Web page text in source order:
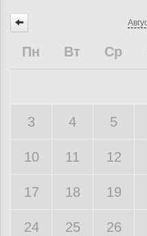
Пн Вт Ср
3 4 5
10 11 12
17 18 19
24 25 26